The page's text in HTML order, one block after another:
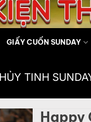
GIẤY CUỐN SUNDAY
TINH
Happy